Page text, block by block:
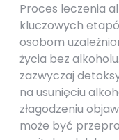
Proces leczenia
kluczowych
osobom
życia bez
zazwyczaj
na usunięciu
złagodzeniu
może być